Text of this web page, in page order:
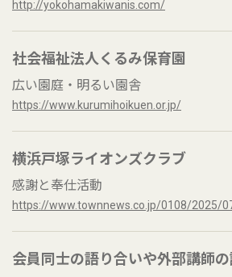
http://yokohamakiwanis.com/
社会福祉法人くるみ保育園
広い園庭・明るい園舎
https://www.kurumihoikuen.or.jp/
横浜戸塚ライオンズクラブ
感謝と奉仕活動
https://www.townnews.co.jp/0108/2025/
会員同士の語り合いや外部講師の